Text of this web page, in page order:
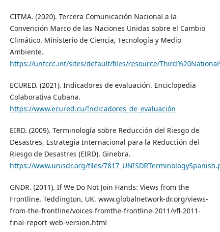
CITMA. (2020). Tercera Comunicación Nacional a la
Convención Marco de las Naciones Unidas sobre el Cambio
Climático. Ministerio de Ciencia, Tecnología y Medio
Ambiente.
https://unfccc.int/sites/default/files/resource/
ECURED. (2021). Indicadores de evaluación. Enciclopedia
Colaborativa Cubana.
https://www.ecured.cu/Indicadores_de_evaluación
EIRD. (2009). Terminología sobre Reducción del Riesgo de
Desastres, Estrategia Internacional para la Reducción del
Riesgo de Desastres (EIRD). Ginebra.
https://www.unisdr.org/files/
GNDR. (2011). If We Do Not Join Hands: Views from the
Frontline. Teddington, UK. www.globalnetwork-dr.org/views-
from-the-frontline/voices-fromthe-frontline-2011/vfl-2011-
final-report-web-version.html